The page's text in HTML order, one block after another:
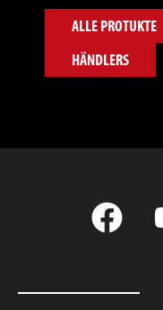
ALLE PROTUKTE
HÄNDLERS